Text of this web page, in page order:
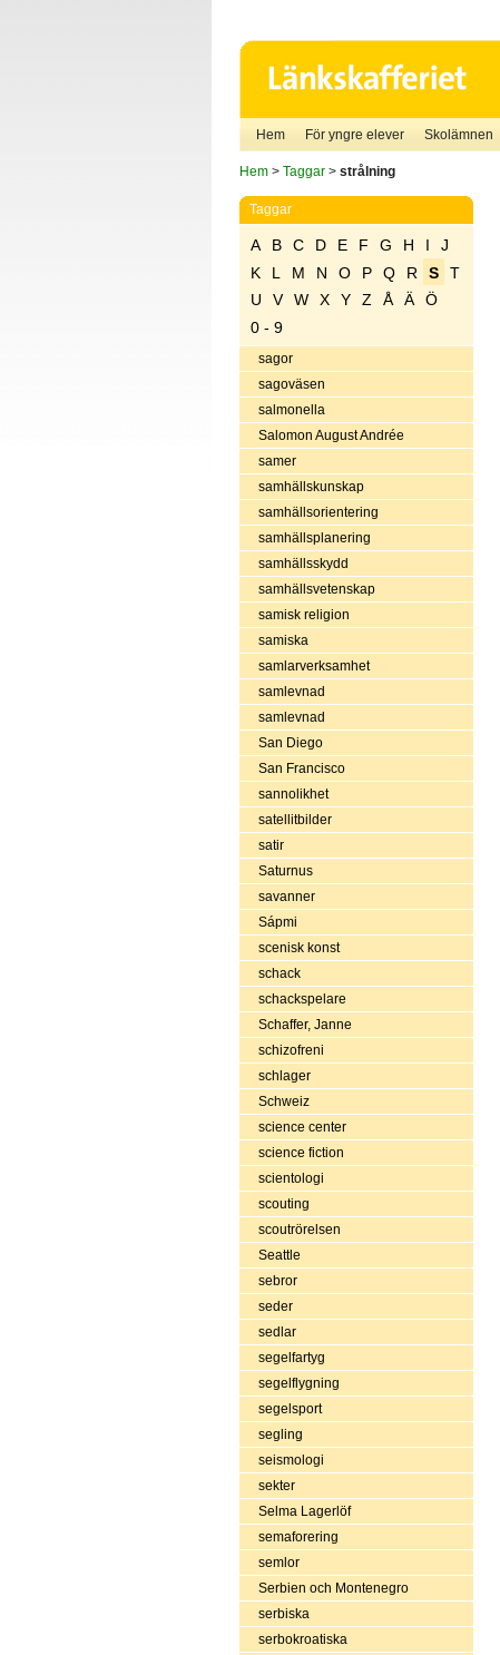
Hem För yngre elever Skolämnen
Hem> Taggar> strålning
Taggar
A B C D E F G H I
J
K
L M N O P Q R S
T
U
V W X Y Z Å Ä
Ö
0 - 9
sagor
sagoväsen
salmonella
Salomon August Andrée
samer
samhällskunskap
samhällsorientering
samhällsplanering
samhällsskydd
samhällsvetenskap
samisk religion
samiska
samlarverksamhet
samlevnad
samlevnad
San Diego
San Francisco
sannolikhet
satellitbilder
satir
Saturnus
savanner
Sápmi
scenisk konst
schack
schackspelare
Schaffer, Janne
schizofreni
schlager
Schweiz
science center
science fiction
scientologi
scouting
scoutrörelsen
Seattle
sebror
seder
sedlar
segelfartyg
segelflygning
segelsport
segling
seismologi
sekter
Selma Lagerlöf
semaforering
semlor
Serbien och Montenegro
serbiska
serbokroatiska